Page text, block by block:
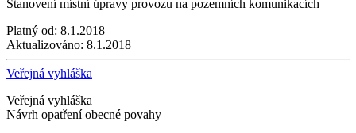
Stanovení místní úpravy provozu na pozemních komunikacích
Platný od: 8.1.2018
Aktualizováno: 8.1.2018
Veřejná vyhláška
Veřejná vyhláška
Návrh opatření obecné povahy